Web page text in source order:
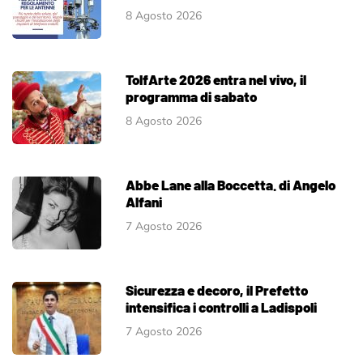
8 Agosto 2026
TolfArte 2026 entra nel vivo, il
programma di sabato
8 Agosto 2026
Abbe Lane alla Boccetta. di Angelo
Alfani
7 Agosto 2026
Sicurezza e decoro, il Prefetto
intensifica i controlli a Ladispoli
7 Agosto 2026